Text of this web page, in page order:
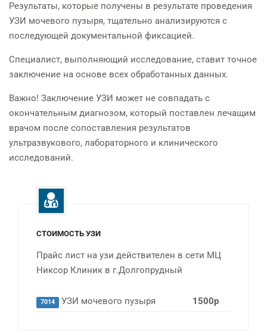
Результаты, которые получены в результате проведения
УЗИ мочевого пузыря, тщательно анализируются с
последующей документальной фиксацией.
Специалист, выполняющий исследование, ставит точное
заключение на основе всех обработанных данных.
Важно! Заключение УЗИ может не совпадать с
окончательным диагнозом, который поставлен лечащим
врачом после сопоставления результатов
ультразвукового, лабораторного и клинического
исследований.
СТОИМОСТЬ УЗИ
Прайс лист на узи действителен в сети МЦ
Никсор Клиник в г.Долгопрудный
7014 УЗИ мочевого пузыря 1500р